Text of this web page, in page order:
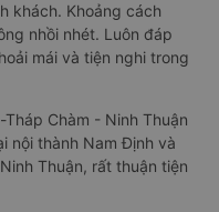
khách. Khoảng cách
nhồi nhét. Luôn đáp
mái và tiện nghi trong
Chàm - Ninh Thuận
nội thành Nam Định và
Thuận, rất thuận tiện